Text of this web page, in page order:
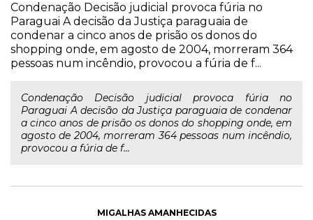
Condenação Decisão judicial provoca fúria no
Paraguai A decisão da Justiça paraguaia de
condenar a cinco anos de prisão os donos do
shopping onde, em agosto de 2004, morreram 364
pessoas num incêndio, provocou a fúria de f...
Condenação Decisão judicial provoca fúria no
Paraguai A decisão da Justiça paraguaia de condenar
a cinco anos de prisão os donos do shopping onde, em
agosto de 2004, morreram 364 pessoas num incêndio,
provocou a fúria de f...
MIGALHAS AMANHECIDAS